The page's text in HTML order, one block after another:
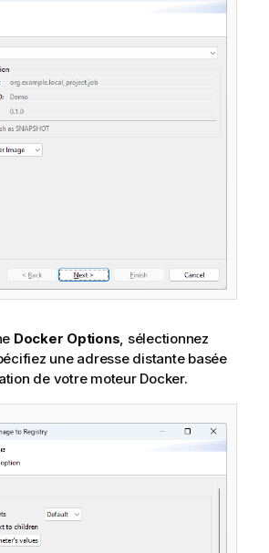
Docker Options, sélectionnez
une adresse distante basée
de votre moteur Docker.